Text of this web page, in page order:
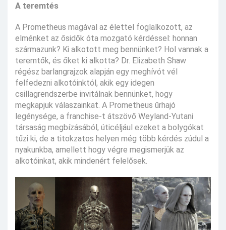
A teremtés
A Prometheus magával az élettel foglalkozott, az
elménket az ősidők óta mozgató kérdéssel: honnan
származunk? Ki alkotott meg bennünket? Hol vannak a
teremtők, és őket ki alkotta? Dr. Elizabeth Shaw
régész barlangrajzok alapján egy meghívót vél
felfedezni alkotóinktól, akik egy idegen
csillagrendszerbe invitálnak bennünket, hogy
megkapjuk válaszainkat. A Prometheus űrhajó
legénysége, a franchise-t átszövő Weyland-Yutani
társaság megbízásából, úticéljául ezeket a bolygókat
tűzi ki, de a titokzatos helyen még több kérdés zúdul a
nyakunkba, amellett hogy végre megismerjük az
alkotóinkat, akik mindenért felelősek.